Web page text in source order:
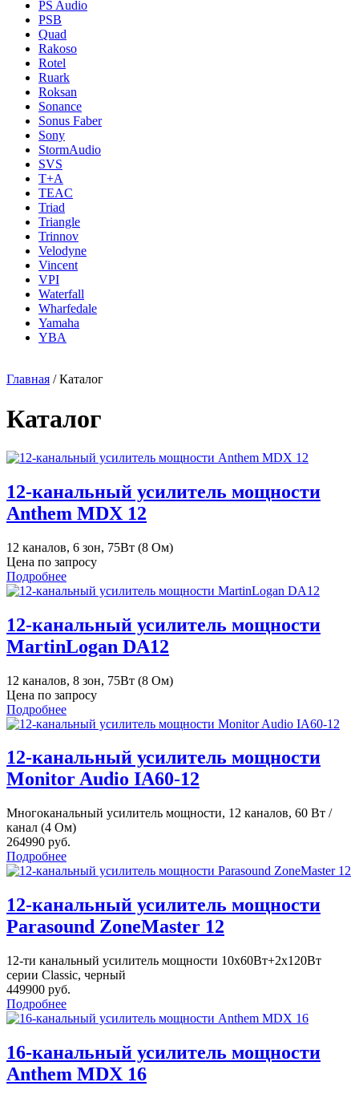
PS Audio
PSB
Quad
Rakoso
Rotel
Ruark
Roksan
Sonance
Sonus Faber
Sony
StormAudio
SVS
T+A
TEAC
Triad
Triangle
Trinnov
Velodyne
Vincent
VPI
Waterfall
Wharfedale
Yamaha
YBA
Главная /Каталог
Каталог
12-канальный усилитель мощности
Anthem MDX 12
12 каналов, 6 зон, 75Вт (8 Ом)
Цена по запросу
Подробнее
12-канальный усилитель мощности
MartinLogan DA12
12 каналов, 8 зон, 75Вт (8 Ом)
Цена по запросу
Подробнее
12-канальный усилитель мощности
Monitor Audio IA60-12
Многоканальный усилитель мощности, 12 каналов, 60 Вт /
канал (4 Ом)
264990 руб.
Подробнее
12-канальный усилитель мощности
Parasound ZoneMaster 12
12-ти канальный усилитель мощности 10х60Вт+2x120Bт
серии Classic, черный
449900 руб.
Подробнее
16-канальный усилитель мощности
Anthem MDX 16